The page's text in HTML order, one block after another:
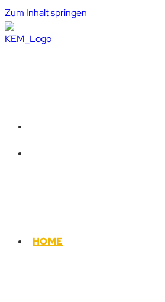
Zum Inhalt springen
HOME